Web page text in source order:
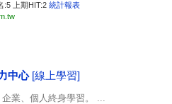
:5 上期HIT:2 統計報表
中心 [線上學習]
業、個人終身學習。 ...